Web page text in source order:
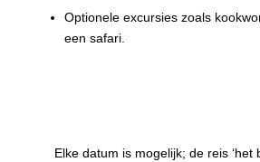
Optionele excursies zoals
een safari.
Elke datum is mogelijk; de reis ‘het